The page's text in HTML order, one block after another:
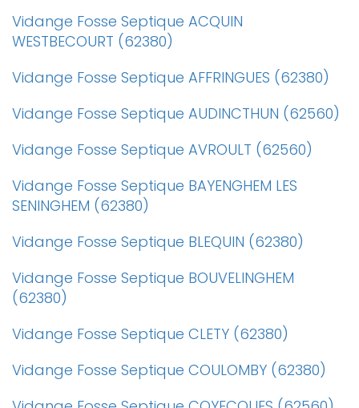
Vidange Fosse Septique ACQUIN
WESTBECOURT (62380)
Vidange Fosse Septique AFFRINGUES (62380)
Vidange Fosse Septique AUDINCTHUN (62560)
Vidange Fosse Septique AVROULT (62560)
Vidange Fosse Septique BAYENGHEM LES
SENINGHEM (62380)
Vidange Fosse Septique BLEQUIN (62380)
Vidange Fosse Septique BOUVELINGHEM
(62380)
Vidange Fosse Septique CLETY (62380)
Vidange Fosse Septique COULOMBY (62380)